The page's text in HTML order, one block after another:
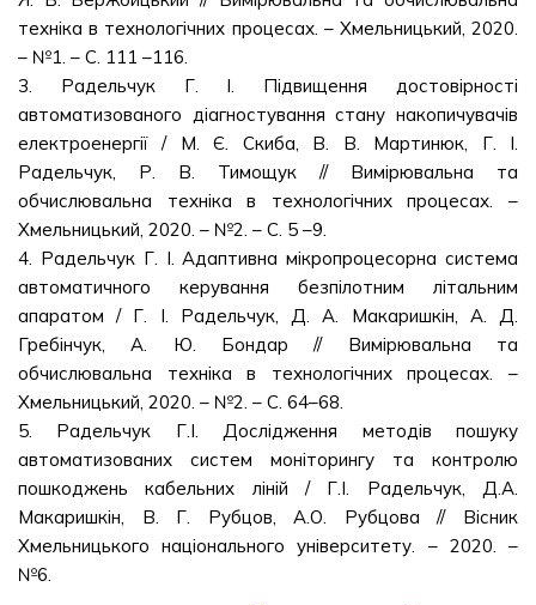
техніка в технологічних процесах. – Хмельницький, 2020.
– №1. – С. 111 –116.
3. Радельчук Г. І. Підвищення достовірності
автоматизованого діагностування стану накопичувачів
електроенергії / М. Є. Скиба, В. В. Мартинюк, Г. І.
Радельчук, Р. В. Тимощук // Вимірювальна та
обчислювальна техніка в технологічних процесах. –
Хмельницький, 2020. – №2. – С. 5 –9.
4. Радельчук Г. І. Адаптивна мікропроцесорна система
автоматичного керування безпілотним літальним
апаратом / Г. І. Радельчук, Д. А. Макаришкін, А. Д.
Гребінчук, А. Ю. Бондар // Вимірювальна та
обчислювальна техніка в технологічних процесах. –
Хмельницький, 2020. – №2. – С. 64–68.
5. Радельчук Г.І. Дослідження методів пошуку
автоматизованих систем моніторингу та контролю
пошкоджень кабельних ліній / Г.І. Радельчук, Д.А.
Макаришкін, В. Г. Рубцов, А.О. Рубцова // Вісник
Хмельницького національного університету. – 2020. –
№6.